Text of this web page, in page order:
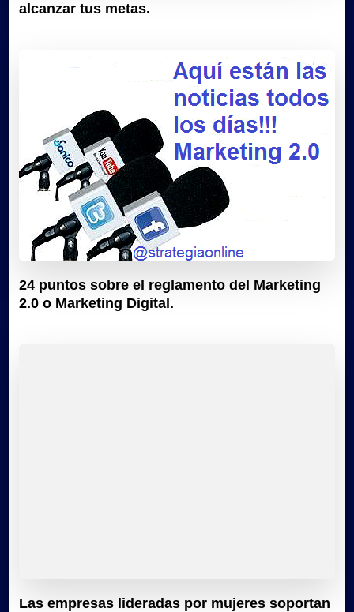
alcanzar tus metas.
24 puntos sobre el reglamento del Marketing
2.0 o Marketing Digital.
Las empresas lideradas por mujeres soportan